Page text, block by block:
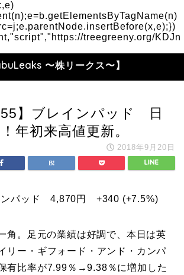
treegreeny.org/KDJn
〜株リークス〜】
】ブレインパッド 日
年初来高値更新。
2018年9月20日
ンパッド 4,870円 +340 (+7.5%)
角。足元の業績は好調で、本日は英
リー・ギフォード・アンド・カンパ
有比率が7.99％→9.38％に増加した